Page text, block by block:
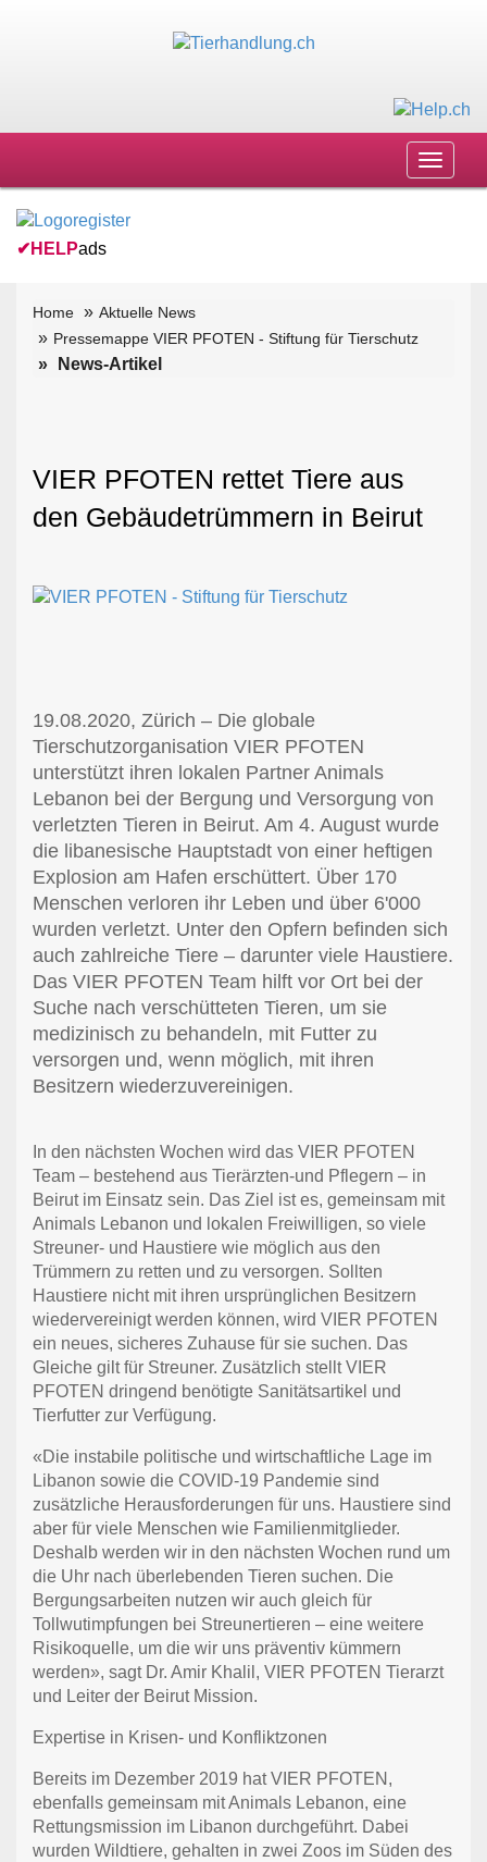
Toggle
✔ HELPads
Home
Aktuelle News
Pressemappe VIER PFOTEN - Stiftung für Tierschutz
News-Artikel
VIER PFOTEN rettet Tiere aus
den Gebäudetrümmern in Beirut
19.08.2020, Zürich – Die globale
Tierschutzorganisation VIER PFOTEN
unterstützt ihren lokalen Partner Animals
Lebanon bei der Bergung und Versorgung von
verletzten Tieren in Beirut. Am 4. August wurde
die libanesische Hauptstadt von einer heftigen
Explosion am Hafen erschüttert. Über 170
Menschen verloren ihr Leben und über 6'000
wurden verletzt. Unter den Opfern befinden sich
auch zahlreiche Tiere – darunter viele Haustiere.
Das VIER PFOTEN Team hilft vor Ort bei der
Suche nach verschütteten Tieren, um sie
medizinisch zu behandeln, mit Futter zu
versorgen und, wenn möglich, mit ihren
Besitzern wiederzuvereinigen.
In den nächsten Wochen wird das VIER PFOTEN
Team – bestehend aus Tierärzten-und Pflegern – in
Beirut im Einsatz sein. Das Ziel ist es, gemeinsam mit
Animals Lebanon und lokalen Freiwilligen, so viele
Streuner- und Haustiere wie möglich aus den
Trümmern zu retten und zu versorgen. Sollten
Haustiere nicht mit ihren ursprünglichen Besitzern
wiedervereinigt werden können, wird VIER PFOTEN
ein neues, sicheres Zuhause für sie suchen. Das
Gleiche gilt für Streuner. Zusätzlich stellt VIER
PFOTEN dringend benötigte Sanitätsartikel und
Tierfutter zur Verfügung.
«Die instabile politische und wirtschaftliche Lage im
Libanon sowie die COVID-19 Pandemie sind
zusätzliche Herausforderungen für uns. Haustiere sind
aber für viele Menschen wie Familienmitglieder.
Deshalb werden wir in den nächsten Wochen rund um
die Uhr nach überlebenden Tieren suchen. Die
Bergungsarbeiten nutzen wir auch gleich für
Tollwutimpfungen bei Streunertieren – eine weitere
Risikoquelle, um die wir uns präventiv kümmern
werden», sagt Dr. Amir Khalil, VIER PFOTEN Tierarzt
und Leiter der Beirut Mission.
Expertise in Krisen- und Konfliktzonen
Bereits im Dezember 2019 hat VIER PFOTEN,
ebenfalls gemeinsam mit Animals Lebanon, eine
Rettungsmission im Libanon durchgeführt. Dabei
wurden Wildtiere, gehalten in zwei Zoos im Süden des